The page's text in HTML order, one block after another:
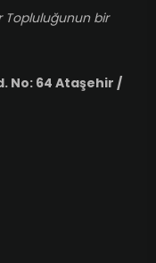
Topluluğunun bir
No: 64 Ataşehir /